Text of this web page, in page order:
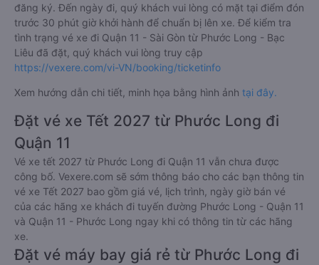
đăng ký. Đến ngày đi, quý khách vui lòng có mặt tại điểm đón
trước 30 phút giờ khởi hành để chuẩn bị lên xe. Để kiểm tra
tình trạng vé xe đi Quận 11 - Sài Gòn từ Phước Long - Bạc
Liêu đã đặt, quý khách vui lòng truy cập
https://vexere.com/vi-VN/booking/ticketinfo
Xem hướng dẫn chi tiết, minh họa bằng hình ảnh tại đây.
Đặt vé xe Tết 2027 từ Phước Long đi
Quận 11
Vé xe tết 2027 từ Phước Long đi Quận 11 vẫn chưa được
công bố. Vexere.com sẽ sớm thông báo cho các bạn thông tin
vé xe Tết 2027 bao gồm giá vé, lịch trình, ngày giờ bán vé
của các hãng xe khách đi tuyến đường Phước Long - Quận 11
và Quận 11 - Phước Long ngay khi có thông tin từ các hãng
xe.
Đặt vé máy bay giá rẻ từ Phước Long đi